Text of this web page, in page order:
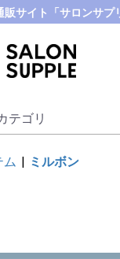
サイト「サロンサプ
テゴリ
ム ミルボン